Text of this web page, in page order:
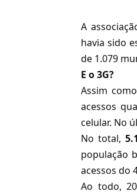
A
havia sido
de 1.079
E o 3G?
Assim
acessos
celular. No
No total,
população
acessos do
Ao todo,